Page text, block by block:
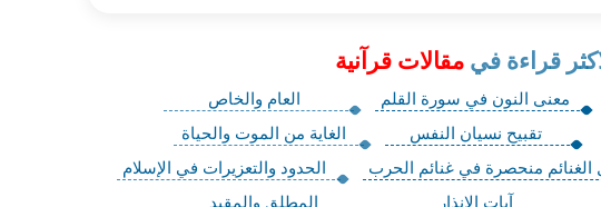
قراءة في مقالات قرآنية
معنى النون في سورة القلم
العام والخاص
تقبيح نسيان النفس
الغاية من الموت والحياة
الغنائم منحصرة في غنائم الحرب
الحدود والتعزيرات في الإسلام
آيات الانذار
المطلق والمقيد